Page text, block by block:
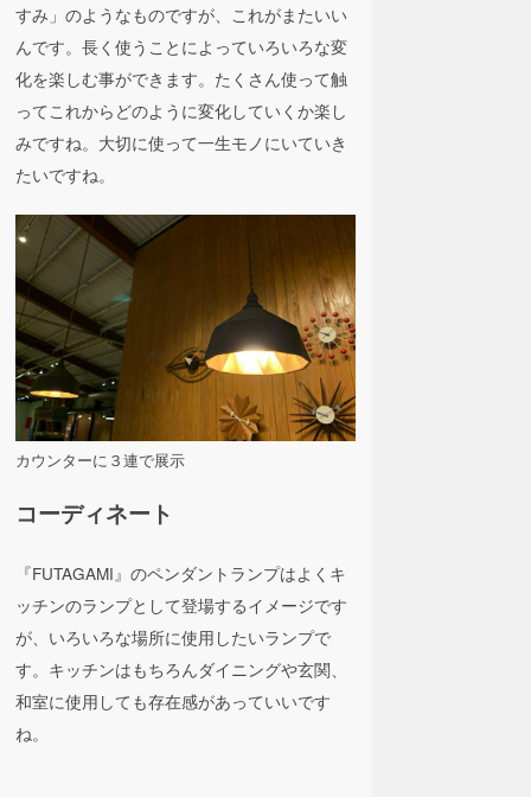
すみ」のようなものですが、これがまたいい
んです。長く使うことによっていろいろな変
化を楽しむ事ができます。たくさん使って触
ってこれからどのように変化していくか楽し
みですね。大切に使って一生モノにいていき
たいですね。
カウンターに３連で展示
コーディネート
『FUTAGAMI』のペンダントランプはよくキ
ッチンのランプとして登場するイメージです
が、いろいろな場所に使用したいランプで
す。キッチンはもちろんダイニングや玄関、
和室に使用しても存在感があっていいです
ね。